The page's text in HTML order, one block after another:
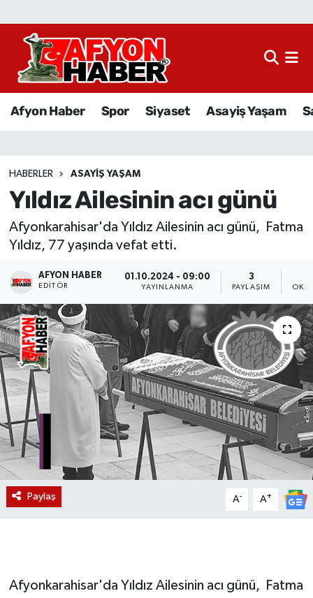
Afyon Haber Spor Siyaset Asayiş Yaşam
HABERLER ASAYIŞ YAŞAM
Yıldız Ailesinin acı günü
Afyonkarahisar'da Yıldız Ailesinin acı günü, Fatma
Yıldız, 77 yaşında vefat etti.
AFYON HABER
EDITÖR
01.10.2024 - 09:00
YAYINLANMA
3
PAYLAŞIM
Paylaş A- A+
Afyonkarahisar'da Yıldız Ailesinin acı günü, Fatma
Afyon Haber
Sağlık
Eğitim
Ekonomi
Magazin
Etkinlikler